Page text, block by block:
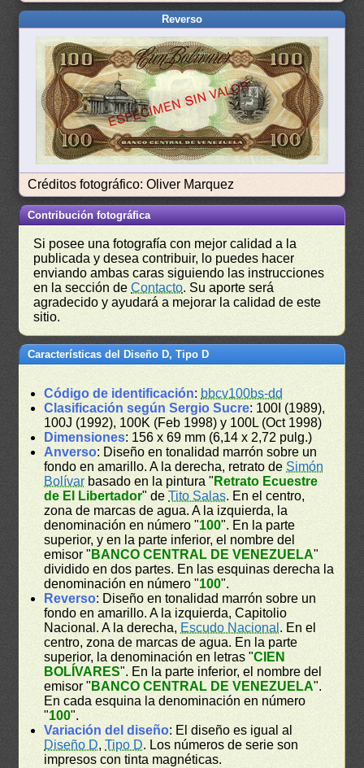
Reverso
Créditos fotográfico: Oliver Marquez
Contribución fotográfica
Si posee una fotografía con mejor calidad a la
publicada y desea contribuir, lo puedes hacer
enviando ambas caras siguiendo las instrucciones
en la sección deContacto. Su aporte será
agradecido y ayudará a mejorar la calidad de este
sitio.
Características del Diseño D, Tipo D
Código de identificación: bbcv100bs-dd
Clasificación según Sergio Sucre: 100I (1989),
100J (1992), 100K (Feb 1998) y 100L (Oct 1998)
Dimensiones: 156 x 69 mm (6,14 x 2,72 pulg.)
Anverso: Diseño en tonalidad marrón sobre un
fondo en amarillo. A la derecha, retrato de Simón
Bolívarbasado en la pintura " Retrato Ecuestre
de El Libertador" deTito Salas. En el centro,
zona de marcas de agua. A la izquierda, la
denominación en número "100". En la parte
superior, y en la parte inferior, el nombre del
emisor " BANCO CENTRAL DE VENEZUELA"
dividido en dos partes. En las esquinas derecha la
denominación en número "100".
Reverso: Diseño en tonalidad marrón sobre un
fondo en amarillo. A la izquierda, Capitolio
Nacional. A la derecha, Escudo Nacional . En el
centro, zona de marcas de agua. En la parte
superior, la denominación en letras "CIEN
BOLÍVARES". En la parte inferior, el nombre del
emisor " BANCO CENTRAL DE VENEZUELA".
En cada esquina la denominación en número
"100".
Variación del diseño: El diseño es igual al
Diseño D,Tipo D. Los números de serie son
impresos con tinta magnéticas.